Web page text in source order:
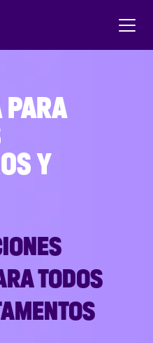
Y
TODOS